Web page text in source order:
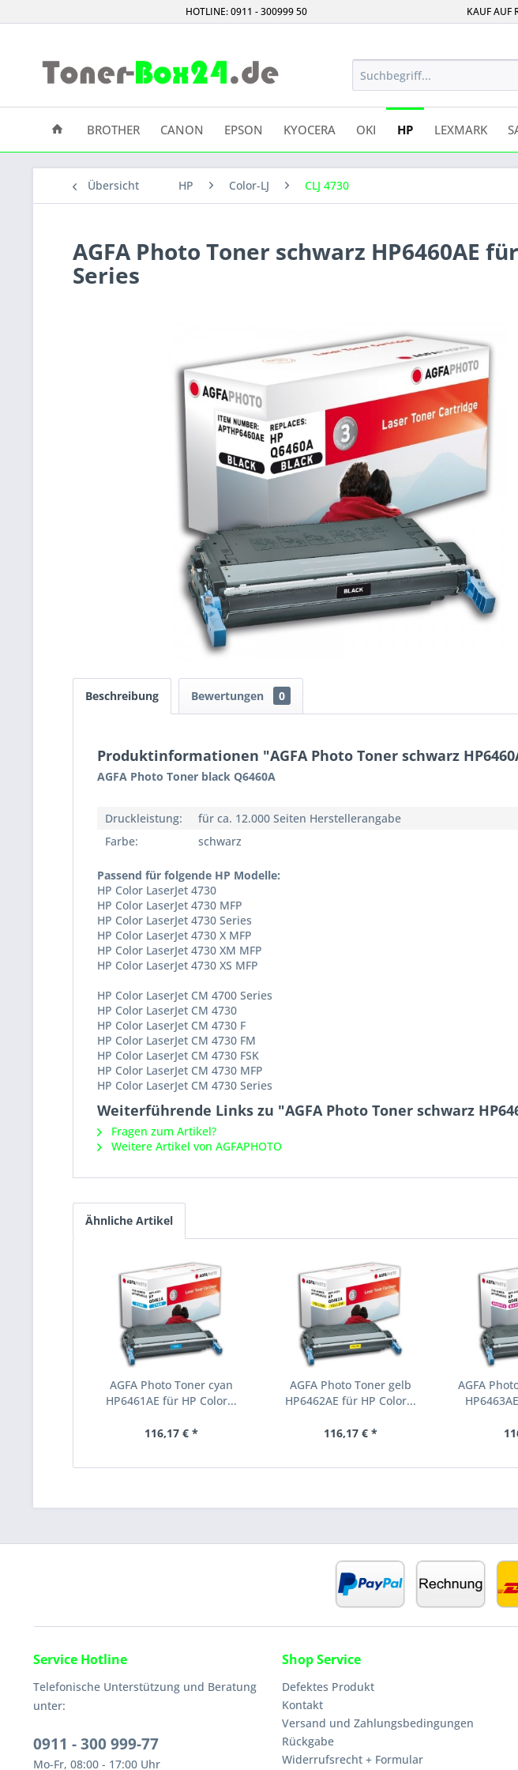
HOTLINE: 0911 - 300999 50 KAUF AUF
BROTHER CANON EPSON KYOCERA OKI HP LEXMARK
Übersicht HP Color-LJ CLJ 4730
AGFA Photo Toner schwarz HP6460AE
Series
Beschreibung Bewertungen 0
Produktinformationen "AGFA Photo Toner schwarz
AGFA Photo Toner black Q6460A
Druckleistung:
für ca. 12.000 Seiten Herstellerangabe
Farbe:
schwarz
Passend für folgende HP Modelle:
HP Color LaserJet 4730
HP Color LaserJet 4730 MFP
HP Color LaserJet 4730 Series
HP Color LaserJet 4730 X MFP
HP Color LaserJet 4730 XM MFP
HP Color LaserJet 4730 XS MFP
HP Color LaserJet CM 4700 Series
HP Color LaserJet CM 4730
HP Color LaserJet CM 4730 F
HP Color LaserJet CM 4730 FM
HP Color LaserJet CM 4730 FSK
HP Color LaserJet CM 4730 MFP
HP Color LaserJet CM 4730 Series
Weiterführende Links zu "AGFA Photo Toner schwarz
Fragen zum Artikel?
Weitere Artikel von AGFAPHOTO
Ähnliche Artikel
AGFA Photo Toner cyan
HP6461AE für HP Color...
116,17 € *
AGFA Photo Toner gelb
HP6462AE für HP Color...
116,17 € *
AGFA
Service Hotline
Telefonische Unterstützung und Beratung
unter:
0911 - 300 999-77
Mo-Fr, 08:00 - 17:00 Uhr
Shop Service
Defektes Produkt
Kontakt
Versand und Zahlungsbedingungen
Rückgabe
Widerrufsrecht + Formular